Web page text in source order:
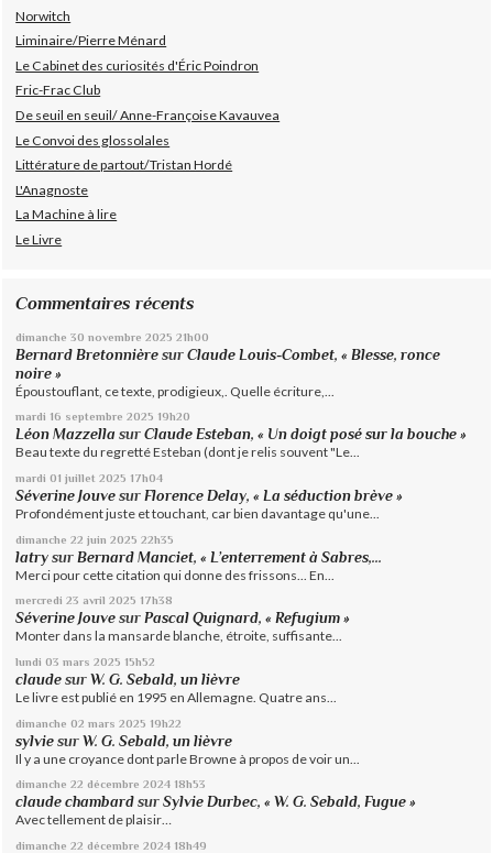
Norwitch
Liminaire/Pierre Ménard
Le Cabinet des curiosités d'Éric Poindron
Fric-Frac Club
De seuil en seuil/ Anne-Françoise Kavauvea
Le Convoi des glossolales
Littérature de partout/Tristan Hordé
L'Anagnoste
La Machine à lire
Le Livre
Commentaires récents
dimanche 30 novembre 2025 21h00
Bernard Bretonnière surClaude Louis-Combet, « Blesse, ronce
noire »
Époustouflant, ce texte, prodigieux,. Quelle écriture,...
mardi 16 septembre 2025 19h20
Léon Mazzella surClaude Esteban, « Un doigt posé sur la bouche »
Beau texte du regretté Esteban (dont je relis souvent "Le...
mardi 01 juillet 2025 17h04
Séverine Jouve surFlorence Delay, « La séduction brève »
Profondément juste et touchant, car bien davantage qu'une...
dimanche 22 juin 2025 22h35
latry surBernard Manciet, « L’enterrement à Sabres,...
Merci pour cette citation qui donne des frissons... En...
mercredi 23 avril 2025 17h38
Séverine Jouve surPascal Quignard, « Refugium »
Monter dans la mansarde blanche, étroite, suffisante...
lundi 03 mars 2025 15h52
claude surW. G. Sebald, un lièvre
Le livre est publié en 1995 en Allemagne. Quatre ans...
dimanche 02 mars 2025 19h22
sylvie surW. G. Sebald, un lièvre
Il y a une croyance dont parle Browne à propos de voir un...
dimanche 22 décembre 2024 18h53
claude chambard surSylvie Durbec, « W. G. Sebald, Fugue »
Avec tellement de plaisir…
dimanche 22 décembre 2024 18h49